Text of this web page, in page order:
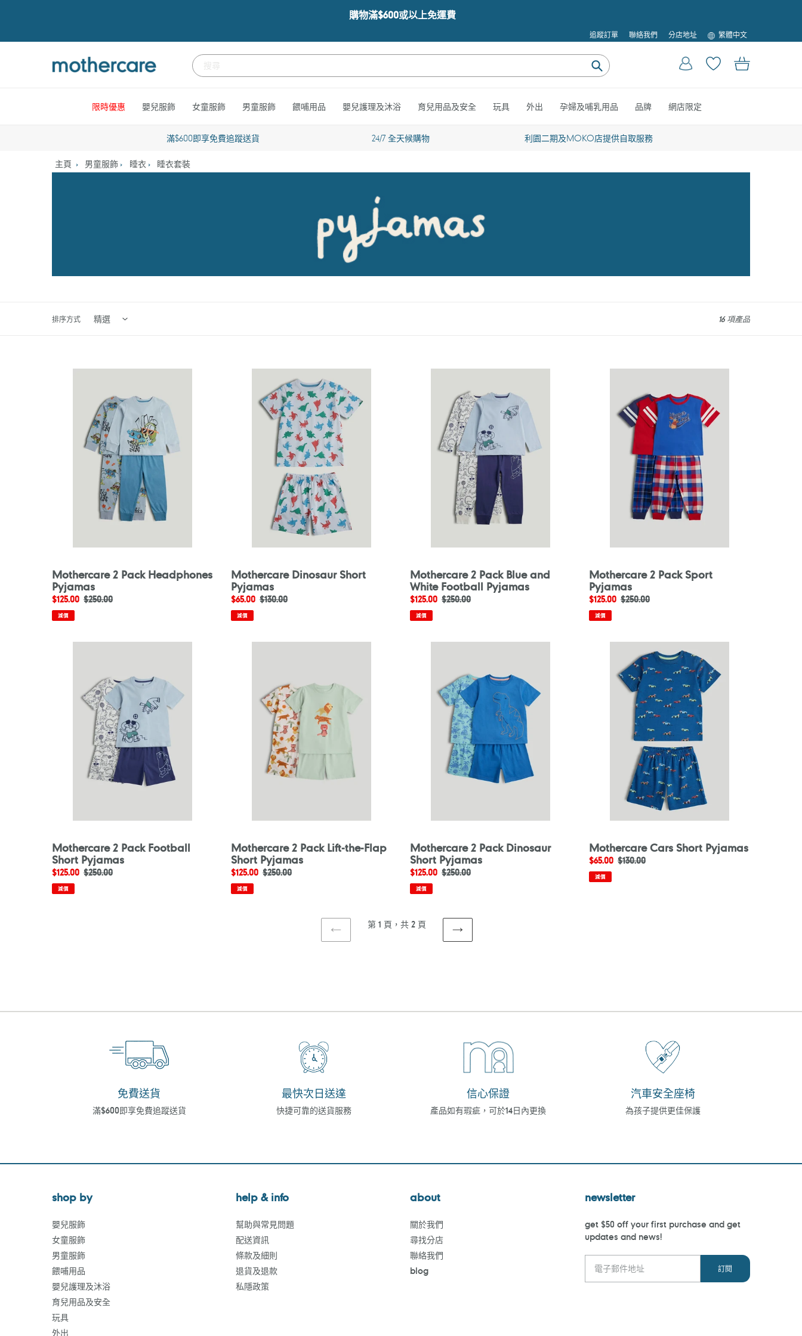
容
購物滿$600或以上免運費
追蹤訂單 聯絡我們 分店地址
語
言
繁體中文
提
登入 購物車
限時優惠 嬰兒服飾 女童服飾 男童服飾 餵哺用品 嬰兒護理及沐浴 育兒用品及安全 玩具 外出 孕婦及哺乳用品 品牌 網店限定
滿$600即享免費追蹤送貨 24/7 全天候購物 利園二期及MOKO店提供自取服務
主頁 男童服飾 睡衣 睡衣套裝
排序方式 16 項產品
Headphones
Mothercare 2 Pack Headphones
Pyjamas
售
價
$125.00 定
$250.00
減價
Pyjamas
Mothercare Dinosaur Short
Pyjamas
售
價
$65.00 定
$130.00
減價
Football
Mothercare 2 Pack Blue and
White Football Pyjamas
售
價
$125.00 定
$250.00
減價
Pyjamas
Mothercare 2 Pack Sport
Pyjamas
售
價
$125.00 定
$250.00
減價
Mothercare 2 Pack Football
Short Pyjamas
售
價
$125.00 定
$250.00
減價
Mothercare 2 Pack Lift-the-Flap
Short Pyjamas
售
價
$125.00 定
$250.00
減價
Dinosaur
Mothercare 2 Pack Dinosaur
Short Pyjamas
售
價
$125.00 定
$250.00
減價
Pyjamas
Mothercare Cars Short Pyjamas
售
價
$65.00 定
$130.00
減價
上
第 1 頁，共 2 頁
下
免費送貨
滿$600即享免費追蹤送貨
最快次日送達
快捷可靠的送貨服務
信心保證
產品如有瑕疵，可於14日內更換
汽車安全座椅
為孩子提供更佳保護
shop by
嬰兒服飾
女童服飾
男童服飾
餵哺用品
嬰兒護理及沐浴
育兒用品及安全
玩具
外出
help & info
幫助與常見問題
配送資訊
條款及細則
退貨及退款
私隱政策
about
關於我們
尋找分店
聯絡我們
blog
newsletter
get $50 off your first purchase and get
updates and news!